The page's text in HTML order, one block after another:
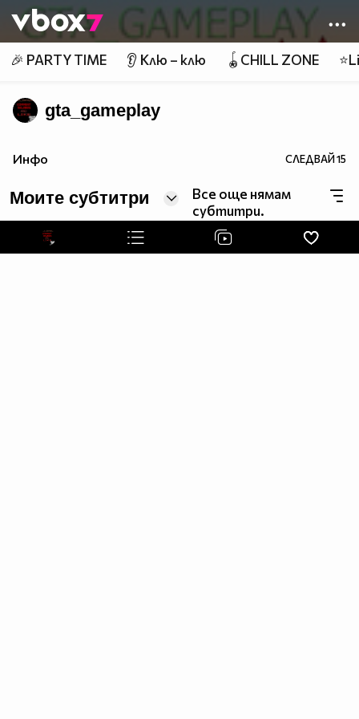
👾
🎉 PARTY TIME 👂 Клю – клю 🪀CHILL ZONE
gta_gameplay
Инфо СЛЕДВАЙ15
Моите субтитри
Все още нямам
субтитри.